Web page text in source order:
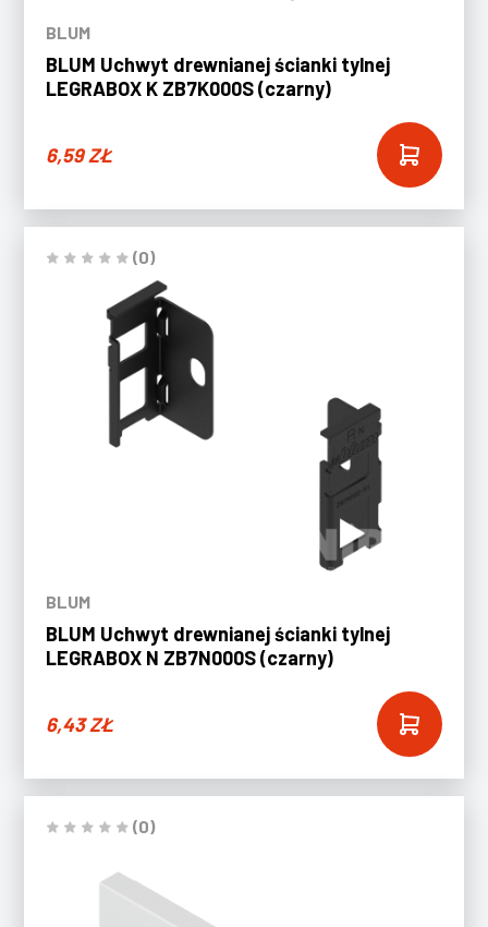
BLUM
BLUM Uchwyt drewnianej ścianki tylnej
LEGRABOX K ZB7K000S (czarny)
6,59ZŁ
(0)
BLUM
BLUM Uchwyt drewnianej ścianki tylnej
LEGRABOX N ZB7N000S (czarny)
6,43ZŁ
(0)